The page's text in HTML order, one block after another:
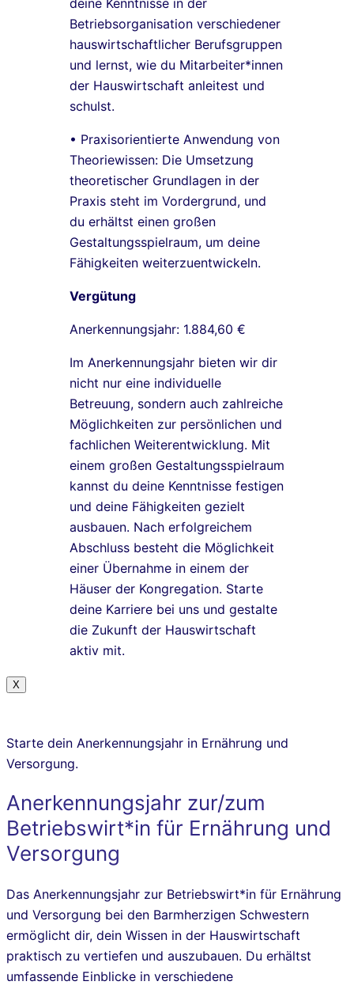
Betriebsorganisation verschiedener
hauswirtschaftlicher Berufsgruppen
und lernst, wie du Mitarbeiter*innen
der Hauswirtschaft anleitest und
schulst.
• Praxisorientierte Anwendung von
Theoriewissen: Die Umsetzung
theoretischer Grundlagen in der
Praxis steht im Vordergrund, und
du erhältst einen großen
Gestaltungsspielraum, um deine
Fähigkeiten weiterzuentwickeln.
Vergütung
Anerkennungsjahr: 1.884,60 €
Im Anerkennungsjahr bieten wir dir
nicht nur eine individuelle
Betreuung, sondern auch zahlreiche
Möglichkeiten zur persönlichen und
fachlichen Weiterentwicklung. Mit
einem großen Gestaltungsspielraum
kannst du deine Kenntnisse festigen
und deine Fähigkeiten gezielt
ausbauen. Nach erfolgreichem
Abschluss besteht die Möglichkeit
einer Übernahme in einem der
Häuser der Kongregation. Starte
deine Karriere bei uns und gestalte
die Zukunft der Hauswirtschaft
aktiv mit.
X
Starte dein Anerkennungsjahr in Ernährung und
Versorgung.
Anerkennungsjahr zur/zum
Betriebswirt*in für Ernährung und
Versorgung
Das Anerkennungsjahr zur Betriebswirt*in für Ernährung
und Versorgung bei den Barmherzigen Schwestern
ermöglicht dir, dein Wissen in der Hauswirtschaft
praktisch zu vertiefen und auszubauen. Du erhältst
umfassende Einblicke in verschiedene